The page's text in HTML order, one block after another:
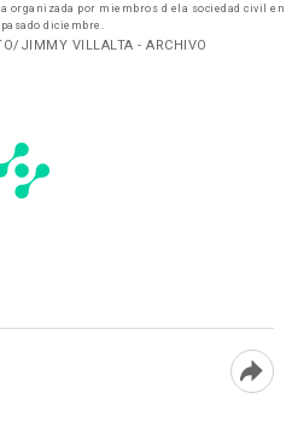
organizada por miembros d ela sociedad civil en
diciembre.
JIMMY VILLALTA - ARCHIVO